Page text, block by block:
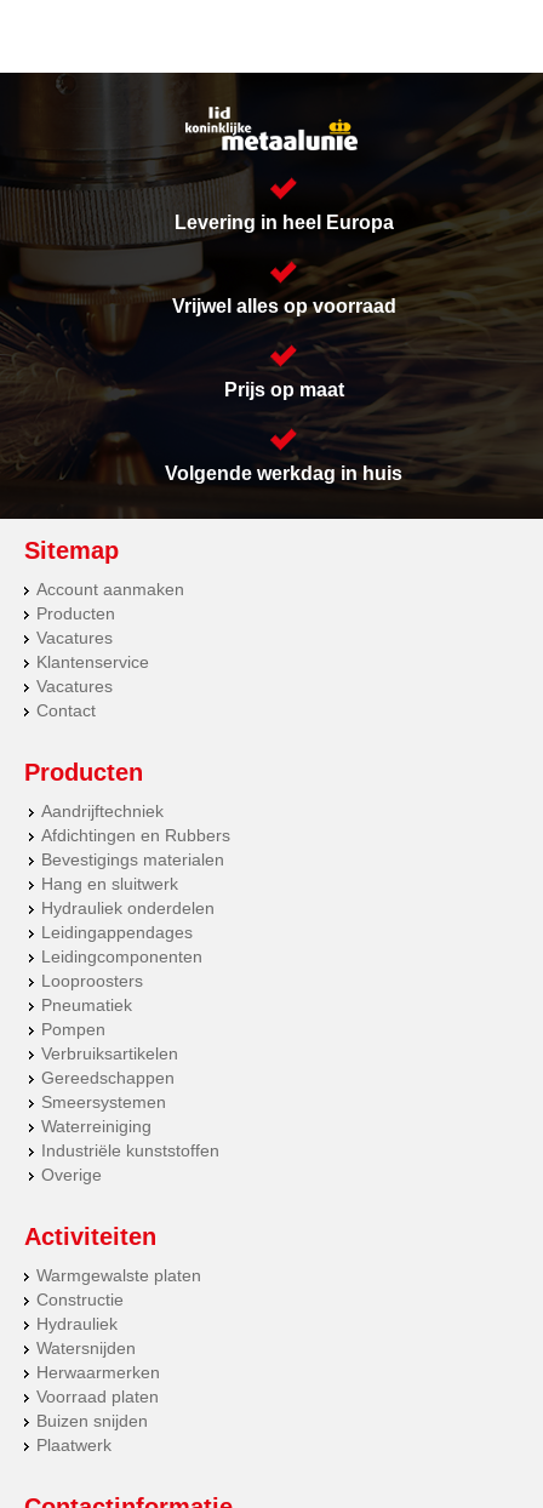
Levering in heel Europa
Vrijwel alles op voorraad
Prijs op maat
Volgende werkdag in huis
Sitemap
Account aanmaken
Producten
Vacatures
Klantenservice
Vacatures
Contact
Producten
Aandrijftechniek
Afdichtingen en Rubbers
Bevestigings materialen
Hang en sluitwerk
Hydrauliek onderdelen
Leidingappendages
Leidingcomponenten
Looproosters
Pneumatiek
Pompen
Verbruiksartikelen
Gereedschappen
Smeersystemen
Waterreiniging
Industriële kunststoffen
Overige
Activiteiten
Warmgewalste platen
Constructie
Hydrauliek
Watersnijden
Herwaarmerken
Voorraad platen
Buizen snijden
Plaatwerk